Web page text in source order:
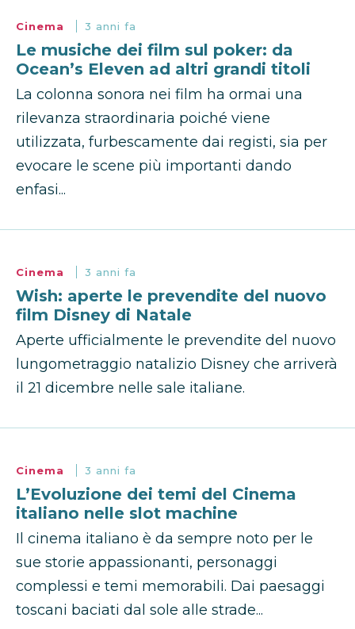
Cinema 3 anni fa
Le musiche dei film sul poker: da
Ocean’s Eleven ad altri grandi titoli
La colonna sonora nei film ha ormai una
rilevanza straordinaria poiché viene
utilizzata, furbescamente dai registi, sia per
evocare le scene più importanti dando
enfasi...
Cinema 3 anni fa
Wish: aperte le prevendite del nuovo
film Disney di Natale
Aperte ufficialmente le prevendite del nuovo
lungometraggio natalizio Disney che arriverà
il 21 dicembre nelle sale italiane.
Cinema 3 anni fa
L’Evoluzione dei temi del Cinema
italiano nelle slot machine
Il cinema italiano è da sempre noto per le
sue storie appassionanti, personaggi
complessi e temi memorabili. Dai paesaggi
toscani baciati dal sole alle strade...